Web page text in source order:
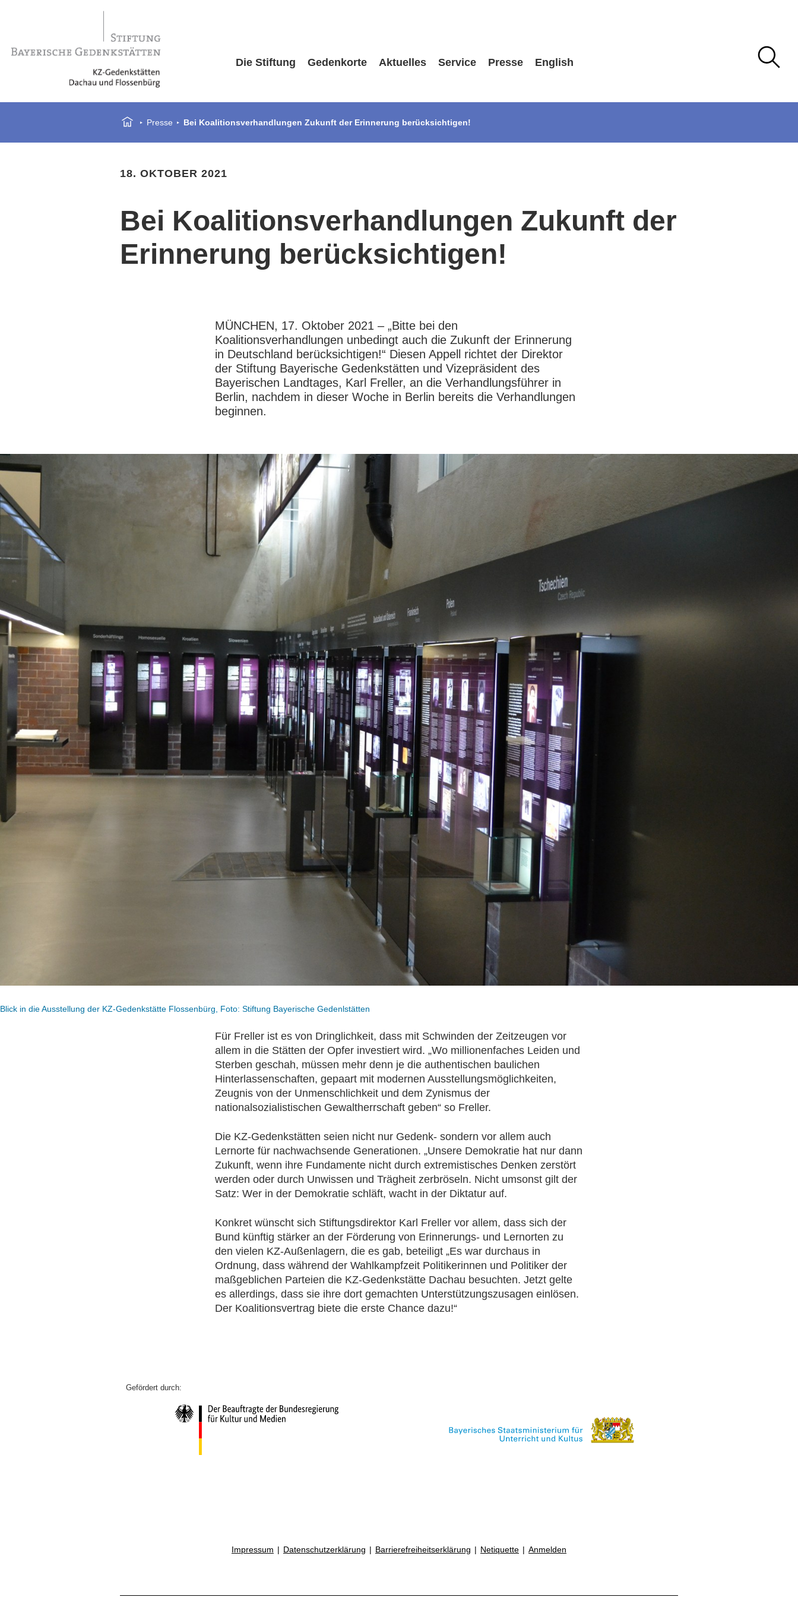
Die Stiftung Gedenkorte Aktuelles Service Presse English
Presse Bei Koalitionsverhandlungen Zukunft der Erinnerung berücksichtigen!
18. OKTOBER 2021
Bei Koalitionsverhandlungen Zukunft der
Erinnerung berücksichtigen!
MÜNCHEN, 17. Oktober 2021 – „Bitte bei den
Koalitionsverhandlungen unbedingt auch die Zukunft der Erinnerung
in Deutschland berücksichtigen!“ Diesen Appell richtet der Direktor
der Stiftung Bayerische Gedenkstätten und Vizepräsident des
Bayerischen Landtages, Karl Freller, an die Verhandlungsführer in
Berlin, nachdem in dieser Woche in Berlin bereits die Verhandlungen
beginnen.
Blick in die Ausstellung der KZ-Gedenkstätte Flossenbürg, Foto: Stiftung Bayerische Gedenlstätten
Für Freller ist es von Dringlichkeit, dass mit Schwinden der Zeitzeugen vor
allem in die Stätten der Opfer investiert wird. „Wo millionenfaches Leiden und
Sterben geschah, müssen mehr denn je die authentischen baulichen
Hinterlassenschaften, gepaart mit modernen Ausstellungsmöglichkeiten,
Zeugnis von der Unmenschlichkeit und dem Zynismus der
nationalsozialistischen Gewaltherrschaft geben“ so Freller.
Die KZ-Gedenkstätten seien nicht nur Gedenk- sondern vor allem auch
Lernorte für nachwachsende Generationen. „Unsere Demokratie hat nur dann
Zukunft, wenn ihre Fundamente nicht durch extremistisches Denken zerstört
werden oder durch Unwissen und Trägheit zerbröseln. Nicht umsonst gilt der
Satz: Wer in der Demokratie schläft, wacht in der Diktatur auf.
Konkret wünscht sich Stiftungsdirektor Karl Freller vor allem, dass sich der
Bund künftig stärker an der Förderung von Erinnerungs- und Lernorten zu
den vielen KZ-Außenlagern, die es gab, beteiligt „Es war durchaus in
Ordnung, dass während der Wahlkampfzeit Politikerinnen und Politiker der
maßgeblichen Parteien die KZ-Gedenkstätte Dachau besuchten. Jetzt gelte
es allerdings, dass sie ihre dort gemachten Unterstützungszusagen einlösen.
Der Koalitionsvertrag biete die erste Chance dazu!“
Impressum Datenschutzerklärung Barrierefreiheitserklärung Netiquette Anmelden